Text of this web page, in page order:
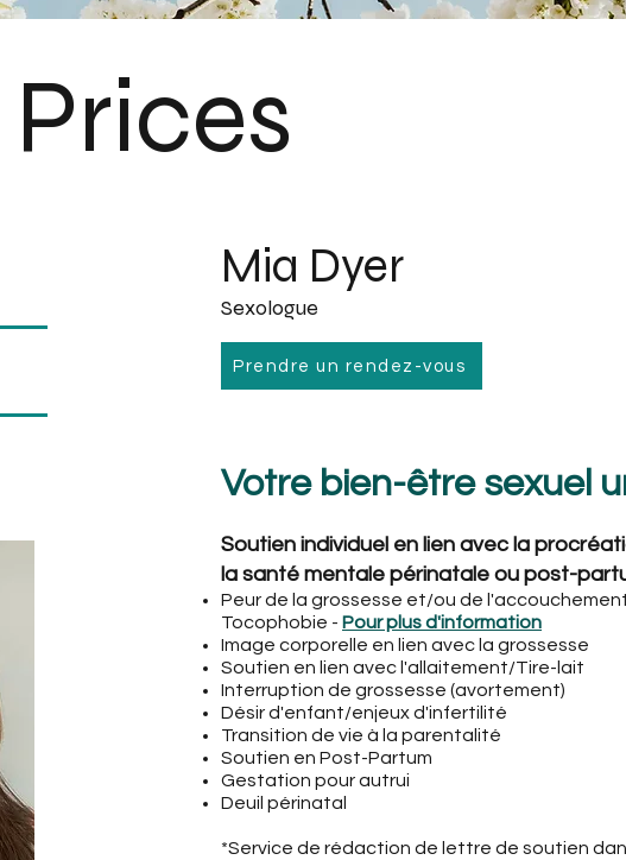
Prices
Mia Dyer
Sexologue
Prendre un rendez-vous
Votre bien-être sexuel
Soutien individuel en lien avec la
la santé mentale périnatale ou post-
Peur de la grossesse et/ou de
Tocophobie - Pour plus d'information
Image corporelle en lien avec la grossesse
Soutien en lien avec l'allaitement/Tire-lait
Interruption de grossesse (avortement)
Désir d'enfant/enjeux d'infertilité
Transition de vie à la parentalité
Soutien en Post-Partum
Gestation pour autrui
Deuil périnatal
*Service de rédaction de lettre de soutien